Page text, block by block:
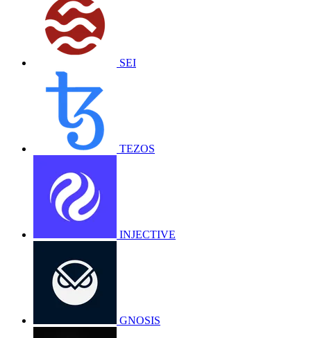
SEI
TEZOS
INJECTIVE
GNOSIS